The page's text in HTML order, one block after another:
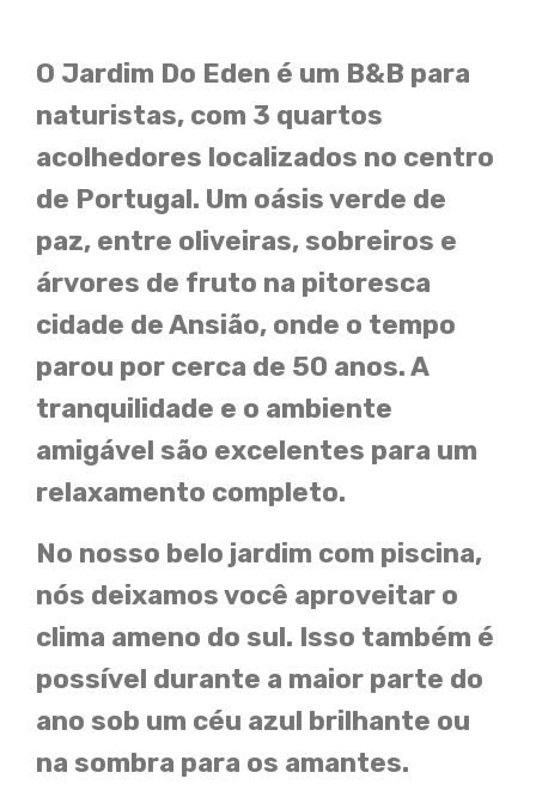
O Jardim Do Eden é um B&B para
naturistas, com 3 quartos
acolhedores localizados no centro
de Portugal. Um oásis verde de
paz, entre oliveiras, sobreiros e
árvores de fruto na pitoresca
cidade de Ansião, onde o tempo
parou por cerca de 50 anos. A
tranquilidade e o ambiente
amigável são excelentes para um
relaxamento completo.
No nosso belo jardim com piscina,
nós deixamos você aproveitar o
clima ameno do sul. Isso também é
possível durante a maior parte do
ano sob um céu azul brilhante ou
na sombra para os amantes.